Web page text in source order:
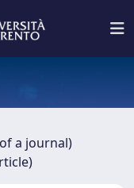
a journal)